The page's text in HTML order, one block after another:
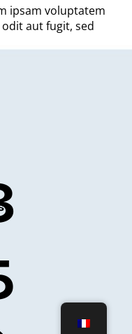
ipsam voluptatem
aut fugit, sed